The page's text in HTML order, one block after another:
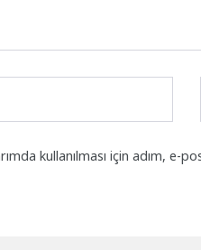
kullanılması için adım, e-